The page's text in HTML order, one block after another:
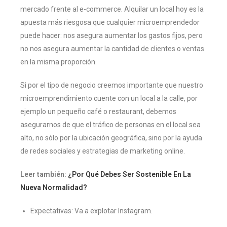
mercado frente al e-commerce. Alquilar un local hoy es la
apuesta más riesgosa que cualquier microemprendedor
puede hacer: nos asegura aumentar los gastos fijos, pero
no nos asegura aumentar la cantidad de clientes o ventas
en la misma proporción.
Si por el tipo de negocio creemos importante que nuestro
microemprendimiento cuente con un local a la calle, por
ejemplo un pequeño café o restaurant, debemos
asegurarnos de que el tráfico de personas en el local sea
alto, no sólo por la ubicación geográfica, sino por la ayuda
de redes sociales y estrategias de marketing online.
Leer también: ¿Por Qué Debes Ser Sostenible En La
Nueva Normalidad?
Expectativas: Va a explotar Instagram.